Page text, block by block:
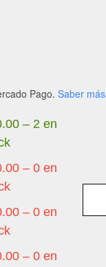
Pago. Saber más
– 2 en
– 0 en
– 0 en
– 0 en